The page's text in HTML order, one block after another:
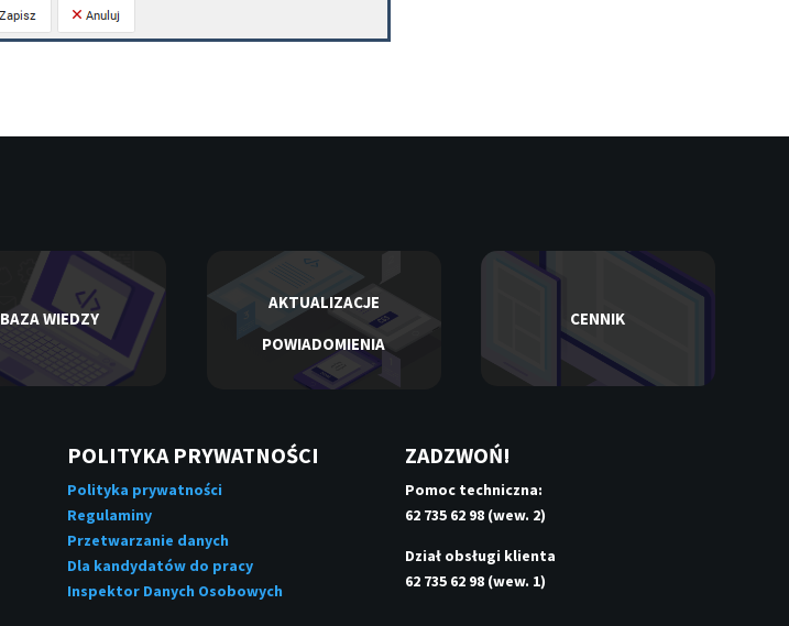
BAZA WIEDZY
AKTUALIZACJE
POWIADOMIENIA
CENNIK
POLITYKA PRYWATNOŚCI
Polityka prywatności
Regulaminy
Przetwarzanie danych
Dla kandydatów do pracy
Inspektor Danych Osobowych
ZADZWOŃ!
Pomoc techniczna:
62 735 62 98 (wew. 2)
Dział obsługi klienta
62 735 62 98 (wew. 1)